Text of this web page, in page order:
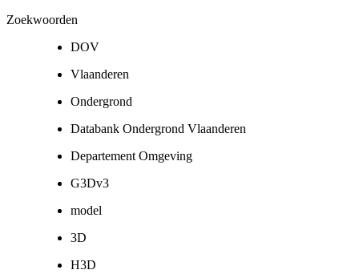
Zoekwoorden
DOV
Vlaanderen
Ondergrond
Databank Ondergrond Vlaanderen
Departement Omgeving
G3Dv3
model
3D
H3D